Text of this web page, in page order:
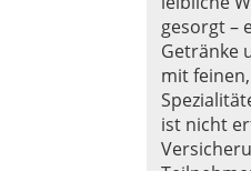
gesorgt –
Getränke
mit
ist nicht